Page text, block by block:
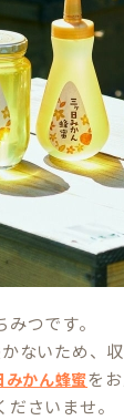
つです。
ないため、
みかん蜂蜜を
さいませ。